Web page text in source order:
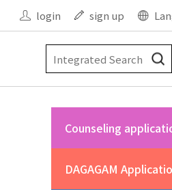
login sign up
Counseling
DAGAGAM